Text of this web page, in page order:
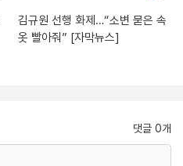
김규원 선행 화제…“소변 묻은 속
옷 빨아줘” [자막뉴스]
댓글 0개